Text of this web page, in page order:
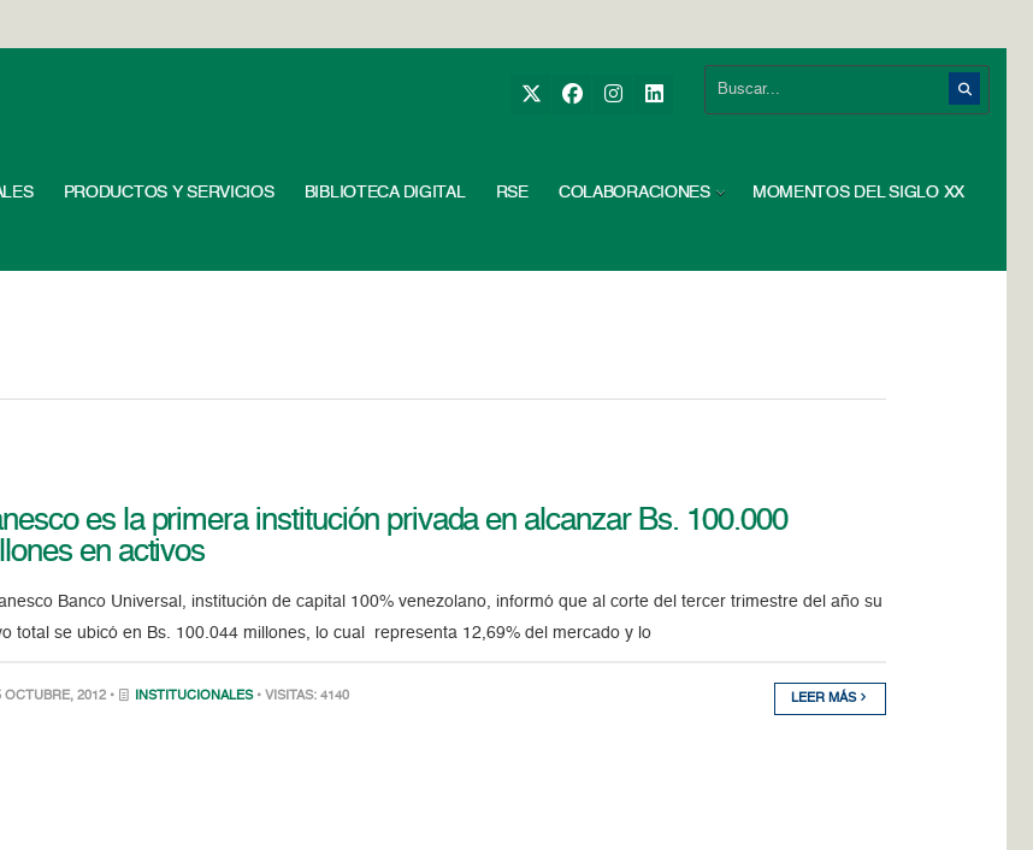
PRODUCTOS Y SERVICIOS BIBLIOTECA DIGITAL RSE COLABORACIONES MOMENTOS DEL SIGLO XX
es la primera institución privada en alcanzar Bs. 100.000
en activos
Banco Universal, institución de capital 100% venezolano, informó que al corte del tercer trimestre del año su
total se ubicó en Bs. 100.044 millones, lo cual representa 12,69% del mercado y lo
OCTUBRE, 2012 • INSTITUCIONALES • VISITAS: 4140 LEER MÁS